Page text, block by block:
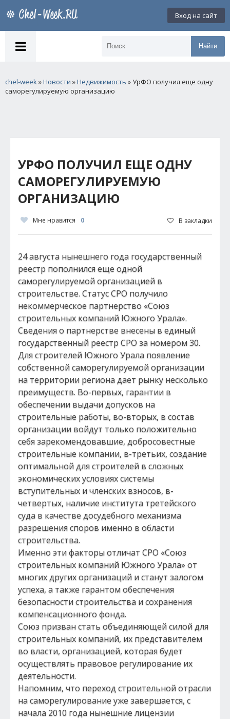
Вход на сайт
Найти
chel-week»Новости »Недвижимость » УрФО получил еще одну
саморегулируемую организацию
УРФО ПОЛУЧИЛ ЕЩЕ ОДНУ
САМОРЕГУЛИРУЕМУЮ
ОРГАНИЗАЦИЮ
Мне нравится 0 В закладки
24 августа нынешнего года государственный
реестр пополнился еще одной
саморегулируемой организацией в
строительстве. Статус СРО получило
некоммерческое партнерство «Союз
строительных компаний Южного Урала».
Сведения о партнерстве внесены в единый
государственный реестр СРО за номером 30.
Для строителей Южного Урала появление
собственной саморегулируемой организации
на территории региона дает рынку несколько
преимуществ. Во-первых, гарантии в
обеспечении выдачи допусков на
строительные работы, во-вторых, в состав
организации войдут только положительно
себя зарекомендовавшие, добросовестные
строительные компании, в-третьих, создание
оптимальной для строителей в сложных
экономических условиях системы
вступительных и членских взносов, в-
четвертых, наличие института третейского
суда в качестве досудебного механизма
разрешения споров именно в области
строительства.
Именно эти факторы отличат СРО «Союз
строительных компаний Южного Урала» от
многих других организаций и станут залогом
успеха, а также гарантом обеспечения
безопасности строительства и сохранения
компенсационного фонда.
Союз призван стать объединяющей силой для
строительных компаний, их представителем
во власти, организацией, которая будет
осуществлять правовое регулирование их
деятельности.
Напомним, что переход строительной отрасли
на саморегулирование уже завершается, с
начала 2010 года нынешние лицензии